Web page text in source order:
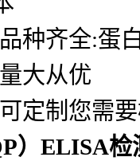
种齐全:蛋
大从优
定制您需
）ELISA检